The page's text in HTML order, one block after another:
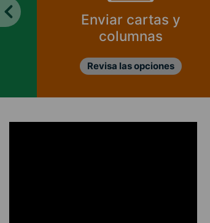
Enviar cartas y
columnas
Revisa las opciones